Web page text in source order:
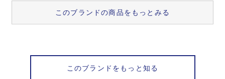
このブランドの商品をもっとみる
このブランドをもっと知る